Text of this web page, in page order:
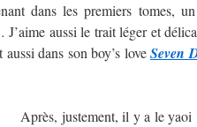
dans les premiers tomes,
aussi le trait léger et
aussi dans son boy’s loveSeven
Après, justement, il y a le yaoi